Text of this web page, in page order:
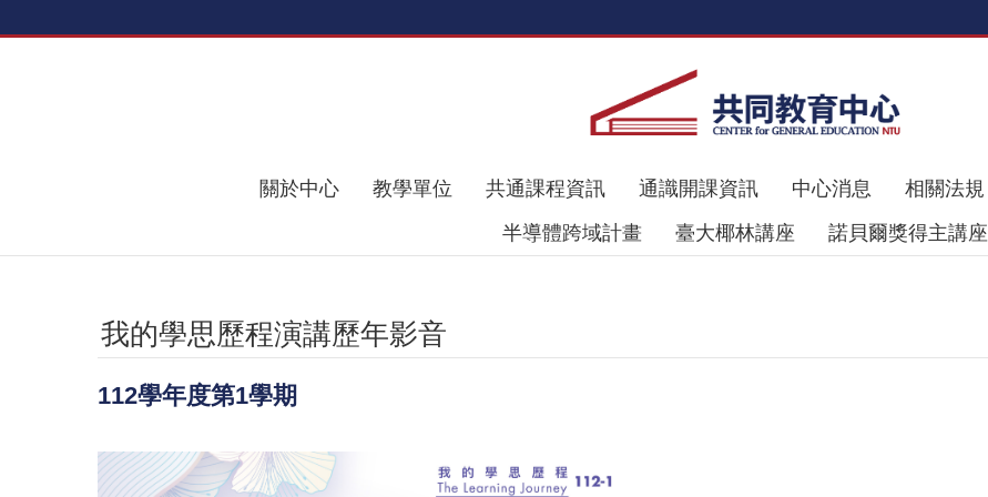
關於中心 教學單位 共通課程資訊 通識開課資訊 中心消息 相關法規
半導體跨域計畫
臺大椰林講座 諾貝爾獎得主講座
我的學思歷程演講歷年影音
112學年度第1學期